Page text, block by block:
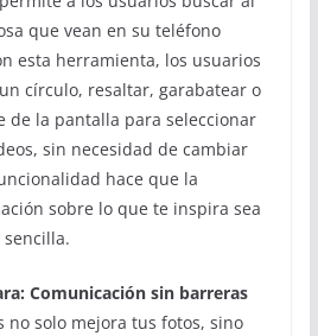
que vean en su teléfono
esta herramienta, los usuarios
círculo, resaltar, garabatear o
de la pantalla para seleccionar
sin necesidad de cambiar
hace que la
sobre lo que te inspira sea
Comunicación sin barreras
no solo mejora tus fotos, sino